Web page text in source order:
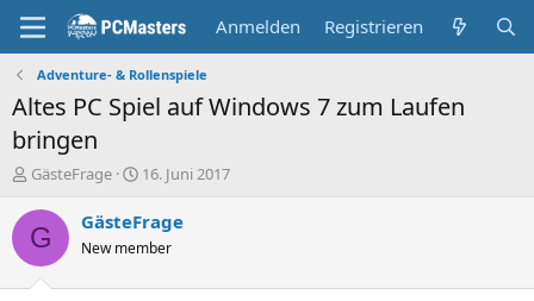
Anmelden Registrieren
Adventure- & Rollenspiele
Altes PC Spiel auf Windows 7 zum Laufen
bringen
E
s
t
GästeFrage
E
s
e
16. Juni 2017
G GästeFrage
New member